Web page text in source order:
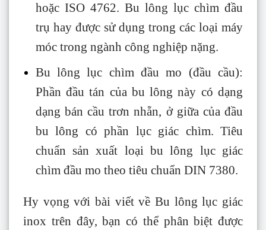
hoặc ISO 4762. Bu lông lục chìm đầu
trụ hay được sử dụng trong các loại máy
móc trong ngành công nghiệp nặng.
Bu lông lục chìm đầu mo (đầu cầu):
Phần đầu tán của bu lông này có dạng
dạng bán cầu trơn nhẵn, ở giữa của đầu
bu lông có phần lục giác chìm. Tiêu
chuẩn sản xuất loại bu lông lục giác
chìm đầu mo theo tiêu chuẩn DIN 7380.
Hy vọng với bài viết về Bu lông lục giác
inox trên đây, bạn có thể phân biệt được